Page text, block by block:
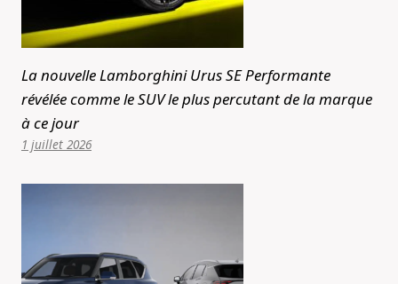
La nouvelle Lamborghini Urus SE Performante
révélée comme le SUV le plus percutant de la marque
à ce jour
1 juillet 2026